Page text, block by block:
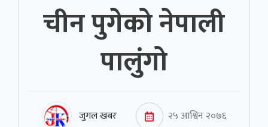
चीन पुगेको नेपाली
पालुंगो
जुगल खबर २५ आश्विन २०७६